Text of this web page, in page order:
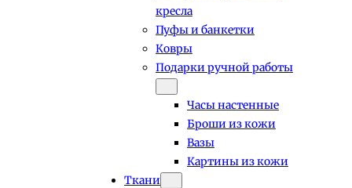
кресла
Пуфы и банкетки
Ковры
Подарки ручной работы
Часы настенные
Броши из кожи
Вазы
Картины из кожи
Ткани